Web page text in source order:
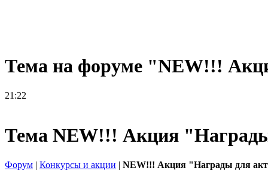
Тема на форуме "NEW!!!
21:22
Тема NEW!!! Акция
Форум | Конкурсы и акции | NEW!!! Акция "Награды для